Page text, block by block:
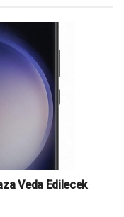
Veda Edilecek